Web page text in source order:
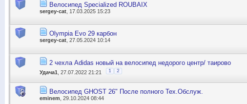
Велосипед Specialized ROUBAIX
sergey-cat , 17.03.2025 15:23
Olympia Evo 29 карбон
sergey-cat , 27.05.2024 10:14
2 чехла Adidas новый на велосипед недорого центр/ таирово
Удача1 , 27.07.2022 21:21 1 2
Велосипед GHOST 26" После полного Тех.Обслуж.
eminem , 29.10.2024 08:44